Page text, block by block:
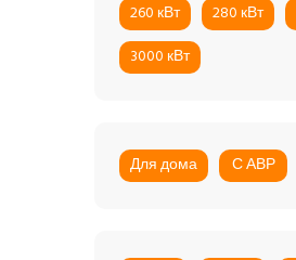
260 кВт
280 кВт
3000 кВт
Для дома С АВР